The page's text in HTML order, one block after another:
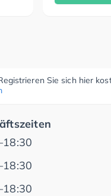
Sie sich hier